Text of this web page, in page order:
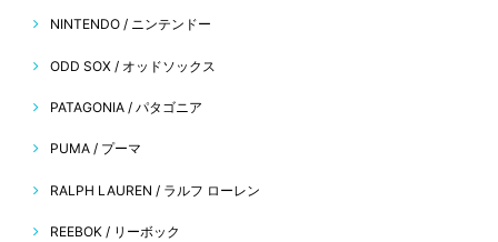
NINTENDO / ニンテンドー
ODD SOX / オッドソックス
PATAGONIA / パタゴニア
PUMA / プーマ
RALPH LAUREN / ラルフ ローレン
REEBOK / リーボック